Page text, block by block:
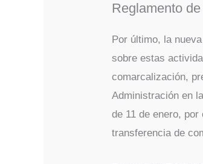
Reglamento
Por último, la
sobre estas
comarcalización,
Administración en
de 11 de enero,
transferencia de